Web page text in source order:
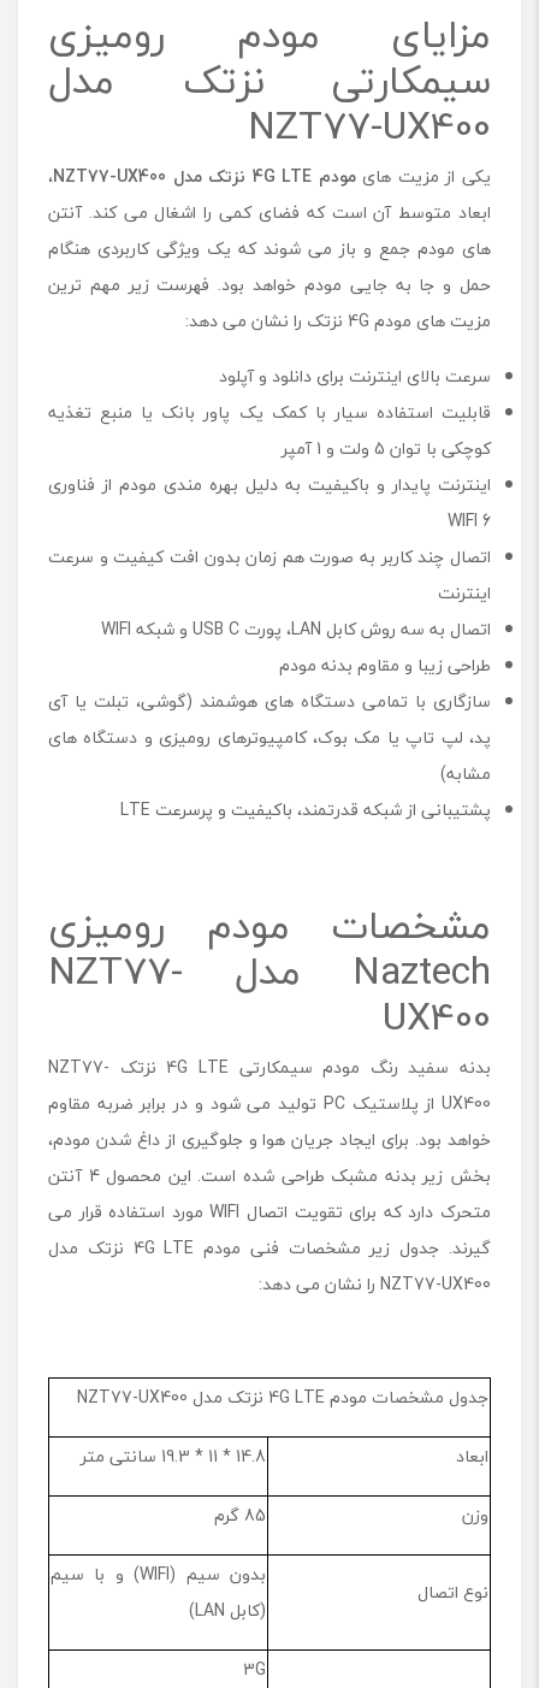
مزایای مودم رومیزی
سیمکارتی نزتک مدل
NZT77-UX400
یکی از مزیت هایمودم 4G LTE نزتک مدل NZT77-UX400،
ابعاد متوسط آن است که فضای کمی را اشغال می کند. آنتن
های مودم جمع و باز می شوند که یک ویژگی کاربردی هنگام
حمل و جا به جایی مودم خواهد بود. فهرست زیر مهم ترین
مزیت های مودم 4G نزتک را نشان می دهد:
سرعت بالای اینترنت برای دانلود و آپلود
قابلیت استفاده سیار با کمک یک پاور بانک یا منبع تغذیه
کوچکی با توان 5 ولت و 1 آمپر
اینترنت پایدار و باکیفیت به دلیل بهره مندی مودم از فناوری
WIFI 6
اتصال چند کاربر به صورت هم زمان بدون افت کیفیت و سرعت
اینترنت
اتصال به سه روش کابل LAN، پورت USB C و شبکه WIFI
طراحی زیبا و مقاوم بدنه مودم
سازگاری با تمامی دستگاه های هوشمند (گوشی، تبلت یا آی
پد، لپ تاپ یا مک بوک، کامپیوترهای رومیزی و دستگاه های
مشابه)
پشتیبانی از شبکه قدرتمند، باکیفیت و پرسرعت LTE
مشخصات مودم رومیزی
Naztech مدل NZT77-
UX400
بدنه سفید رنگ مودم سیمکارتی 4G LTE نزتک NZT77-
UX400 از پلاستیک PC تولید می شود و در برابر ضربه مقاوم
خواهد بود. برای ایجاد جریان هوا و جلوگیری از داغ شدن مودم،
بخش زیر بدنه مشبک طراحی شده است. این محصول 4 آنتن
متحرک دارد که برای تقویت اتصال WIFI مورد استفاده قرار می
گیرند. جدول زیر مشخصات فنی مودم 4G LTE نزتک مدل
NZT77-UX400 را نشان می دهد:
جدول مشخصات مودم 4G LTE نزتک مدل NZT77-UX400
ابعاد
14.8 * 11 * 19.3 سانتی متر
وزن
85 گرم
نوع اتصال
بدون سیم (WIFI) و با سیم
(کابل LAN)
3G